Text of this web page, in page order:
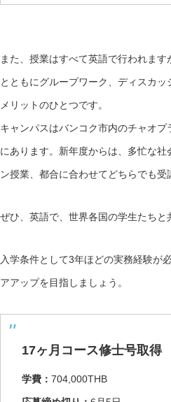
また、授業はすべて英語で行われま
とともにグループワーク、ディスカ
メリットのひとつです。
キャンパスはバンコク市内のチャオ
にあります。新年度からは、多忙な
ン授業、都合に合わせてどちらでも受
ぜひ、英語で、世界各国の学生たち
入学条件として3年ほどの実務経験が
アアップを目指しましょう。
17ヶ月コース修士号取得
学費： 704,000THB